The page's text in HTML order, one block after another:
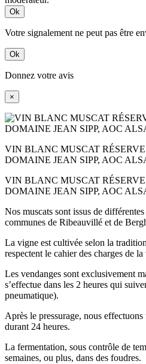
Ok
Votre signalement ne peut pas être
Ok
Donnez votre avis
×
VIN BLANC MUSCAT RÉSERVE
DOMAINE JEAN SIPP, AOC
VIN BLANC MUSCAT RÉSERVE
DOMAINE JEAN SIPP, AOC
Nos muscats sont issus de
communes de Ribeauvillé et de
La vigne est cultivée selon la
respectent le cahier des charges de
Les vendanges sont exclusivement
s’effectue dans les 2 heures qui
pneumatique).
Après le pressurage, nous
durant 24 heures.
La fermentation, sous contrôle de
semaines, ou plus, dans des foudres.